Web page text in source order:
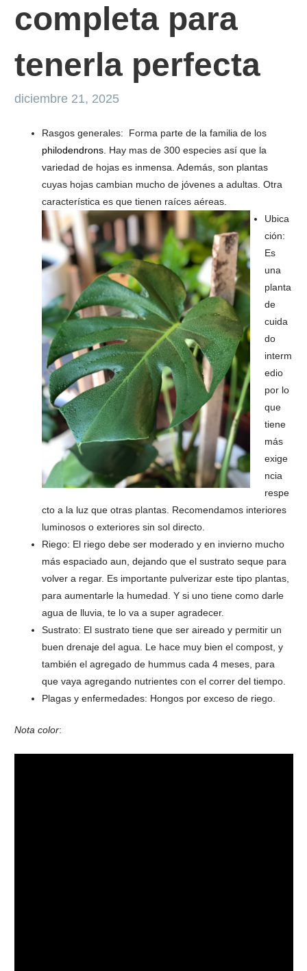
completa para
tenerla perfecta
diciembre 21, 2025
Rasgos generales: Forma parte de la familia de los
philodendrons. Hay mas de 300 especies así que la
variedad de hojas es inmensa. Además, son plantas
cuyas hojas cambian mucho de jóvenes a adultas. Otra
característica es que tienen raíces aéreas.
Ubica
ción:
Es
una
planta
de
cuida
do
interm
edio
por lo
que
tiene
más
exige
ncia
respe
cto a la luz que otras plantas. Recomendamos interiores
luminosos o exteriores sin sol directo.
Riego: El riego debe ser moderado y en invierno mucho
más espaciado aun, dejando que el sustrato seque para
volver a regar. Es importante pulverizar este tipo plantas,
para aumentarle la humedad. Y si uno tiene como darle
agua de lluvia, te lo va a super agradecer.
Sustrato: El sustrato tiene que ser aireado y permitir un
buen drenaje del agua. Le hace muy bien el compost, y
también el agregado de hummus cada 4 meses, para
que vaya agregando nutrientes con el correr del tiempo.
Plagas y enfermedades: Hongos por exceso de riego.
Nota color: